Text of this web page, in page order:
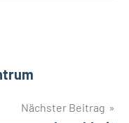
Nächster Beitrag